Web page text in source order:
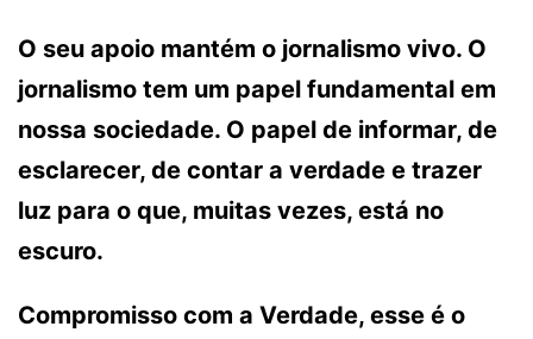
O seu apoio mantém o jornalismo vivo. O
jornalismo tem um papel fundamental em
nossa sociedade. O papel de informar, de
esclarecer, de contar a verdade e trazer
luz para o que, muitas vezes, está no
escuro.
Compromisso com a Verdade, esse é o